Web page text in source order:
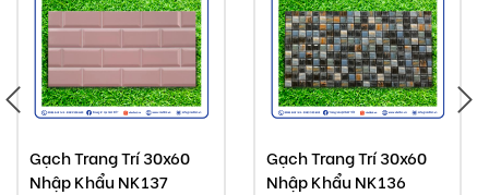
Gạch Trang Trí 30x60
Nhập Khẩu NK137
Gạch Trang Trí 30x60
Nhập Khẩu NK136